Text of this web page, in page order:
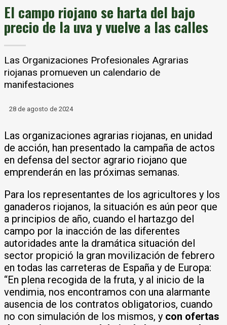
El campo riojano se harta del bajo
precio de la uva y vuelve a las calles
Las Organizaciones Profesionales Agrarias
riojanas promueven un calendario de
manifestaciones
28 de agosto de 2024
Las organizaciones agrarias riojanas, en unidad
de acción, han presentado la campaña de actos
en defensa del sector agrario riojano que
emprenderán en las próximas semanas.
Para los representantes de los agricultores y los
ganaderos riojanos, la situación es aún peor que
a principios de año, cuando el hartazgo del
campo por la inacción de las diferentes
autoridades ante la dramática situación del
sector propició la gran movilización de febrero
en todas las carreteras de España y de Europa:
“En plena recogida de la fruta, y al inicio de la
vendimia, nos encontramos con una alarmante
ausencia de los contratos obligatorios, cuando
no con simulación de los mismos, y con ofertas